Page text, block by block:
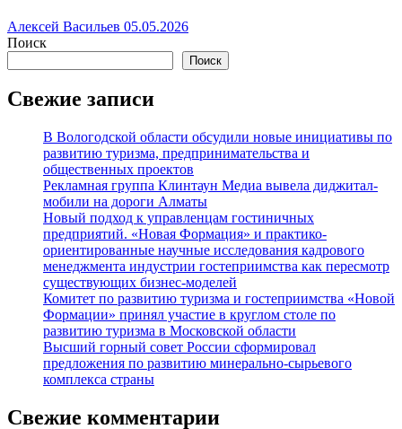
Алексей Васильев 05.05.2026
Поиск
Поиск
Свежие записи
В Вологодской области обсудили новые инициативы по
развитию туризма, предпринимательства и
общественных проектов
Рекламная группа Клинтаун Медиа вывела диджитал-
мобили на дороги Алматы
Новый подход к управленцам гостиничных
предприятий. «Новая Формация» и практико-
ориентированные научные исследования кадрового
менеджмента индустрии гостеприимства как пересмотр
существующих бизнес-моделей
Комитет по развитию туризма и гостеприимства «Новой
Формации» принял участие в круглом столе по
развитию туризма в Московской области
Высший горный совет России сформировал
предложения по развитию минерально-сырьевого
комплекса страны
Свежие комментарии